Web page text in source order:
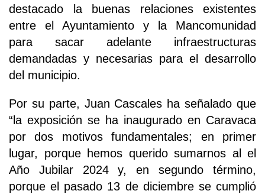
destacado la buenas relaciones existentes
entre el Ayuntamiento y la Mancomunidad
para sacar adelante infraestructuras
demandadas y necesarias para el desarrollo
del municipio.
Por su parte, Juan Cascales ha señalado que
“la exposición se ha inaugurado en Caravaca
por dos motivos fundamentales; en primer
lugar, porque hemos querido sumarnos al el
Año Jubilar 2024 y, en segundo término,
porque el pasado 13 de diciembre se cumplió